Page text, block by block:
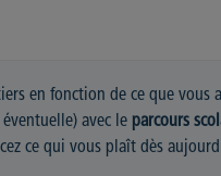
en fonction de ce que vous
avec le parcours
ce qui vous plaît dès